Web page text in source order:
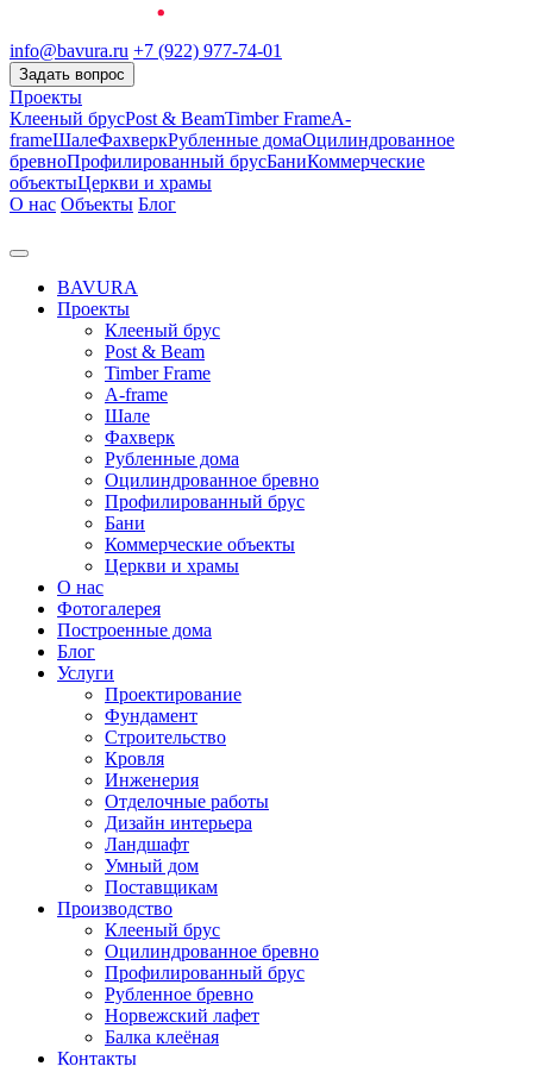
info@bavura.ru +7 (922) 977-74-01
Задать вопрос
Проекты
Клееный брусPost & BeamTimber FrameA-
frameШалеФахверкРубленные домаОцилиндрованное
бревноПрофилированный брусБаниКоммерческие
объектыЦеркви и храмы
О нас Объекты Блог
BAVURA
Проекты
Клееный брус
Post & Beam
Timber Frame
A-frame
Шале
Фахверк
Рубленные дома
Оцилиндрованное бревно
Профилированный брус
Бани
Коммерческие объекты
Церкви и храмы
О нас
Фотогалерея
Построенные дома
Блог
Услуги
Проектирование
Фундамент
Строительство
Кровля
Инженерия
Отделочные работы
Дизайн интерьера
Ландшафт
Умный дом
Поставщикам
Производство
Клееный брус
Оцилиндрованное бревно
Профилированный брус
Рубленное бревно
Норвежский лафет
Балка клеёная
Контакты